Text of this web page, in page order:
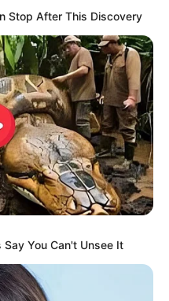
Erlebnismuseen,
Einige
gibt es auch in
.
zeigt die
und Ausstellungen in
kostenlos
Stop After This Discovery
You Can't Unsee It